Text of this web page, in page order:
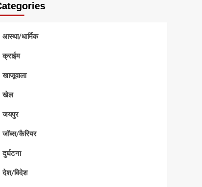
आस्था/धार्मिक
क्राईम
खाजूवाला
खेल
जयपुर
जॉब्स/कैरियर
दुर्घटना
देश/विदेश